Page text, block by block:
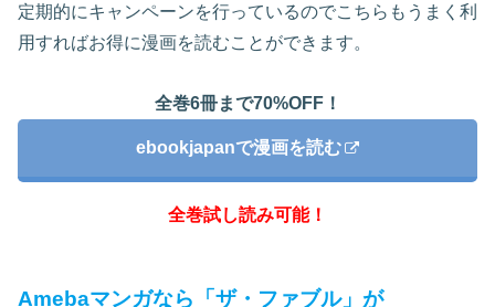
定期的にキャンペーンを行っているのでこちらもうまく利
用すればお得に漫画を読むことができます。
全巻6冊まで70%OFF！
ebookjapanで漫画を読む
全巻試し読み可能！
Amebaマンガなら「ザ・ファブル」が